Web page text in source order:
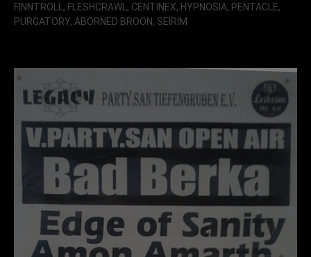
FINNTROLL, FLESHCRAWL, CENTINEX, HYPNOSIA, PENTACLE,
PURGATORY, ABORNED BROON, SEIRIM